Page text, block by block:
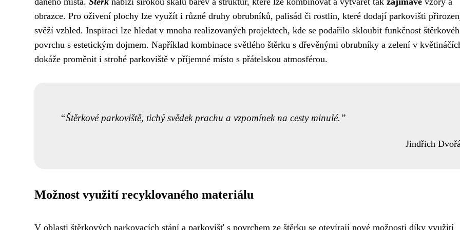
obrazce. Pro oživení plochy lze využít i různé druhy obrubníků, palisád či rostlin, které dodají parkovišti
svěží vzhled. Inspiraci lze hledat v mnoha realizovaných projektech, kde se podařilo skloubit funkčnost
povrchu s estetickým dojmem. Například kombinace světlého štěrku s dřevěnými obrubníky a zelení v
dokáže proměnit i strohé parkoviště v příjemné místo s přátelskou atmosférou.
Štěrkové parkoviště, tichý svědek prachu a vzpomínek na cesty minulé.
Jindřich
Možnost využití recyklovaného materiálu
V oblasti štěrkových parkovacích stání a parkovišť s povrchem ze štěrku se otevírají nové možnosti díky využití